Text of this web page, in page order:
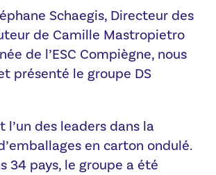
Schaegis, Directeur des
de Camille Mastropietro
de l’ESC Compiègne, nous
présenté le groupe DS
l’un des leaders dans la
en carton ondulé.
34 pays, le groupe a été